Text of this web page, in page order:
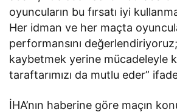
oyuncuların bu fırsatı iyi
Her idman ve her maçta
performansını
kaybetmek yerine mücadeleyle
taraftarımızı da mutlu eder”
İHA’nın haberine göre maçın